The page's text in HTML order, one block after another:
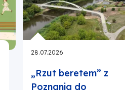
28.07.2026
„Rzut beretem” z
Poznania do